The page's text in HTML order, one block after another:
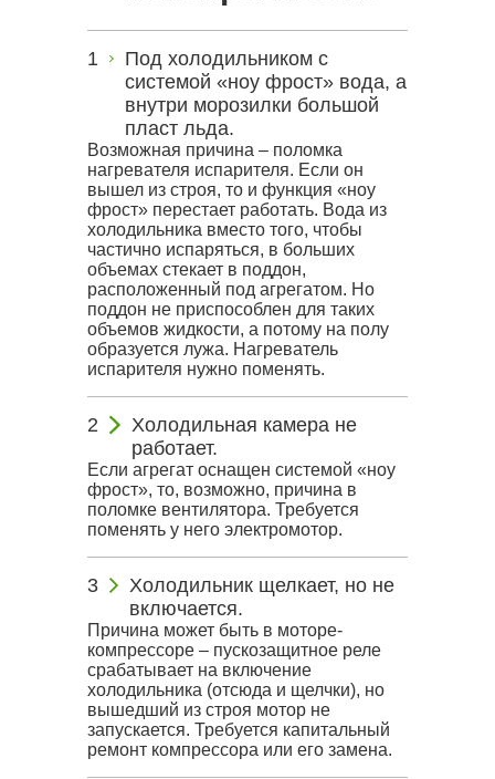
Под холодильником с
системой «ноу фрост» вода, а
внутри морозилки большой
пласт льда.
Возможная причина – поломка
нагревателя испарителя. Если он
вышел из строя, то и функция «ноу
фрост» перестает работать. Вода из
холодильника вместо того, чтобы
частично испаряться, в больших
объемах стекает в поддон,
расположенный под агрегатом. Но
поддон не приспособлен для таких
объемов жидкости, а потому на полу
образуется лужа. Нагреватель
испарителя нужно поменять.
Холодильная камера не
работает.
Если агрегат оснащен системой «ноу
фрост», то, возможно, причина в
поломке вентилятора. Требуется
поменять у него электромотор.
Холодильник щелкает, но не
включается.
Причина может быть в моторе-
компрессоре – пускозащитное реле
срабатывает на включение
холодильника (отсюда и щелчки), но
вышедший из строя мотор не
запускается. Требуется капитальный
ремонт компрессора или его замена.